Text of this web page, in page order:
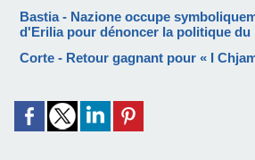
Bastia - Nazione occupe
d'Erilia pour dénoncer la politique du
Corte - Retour gagnant pour « I